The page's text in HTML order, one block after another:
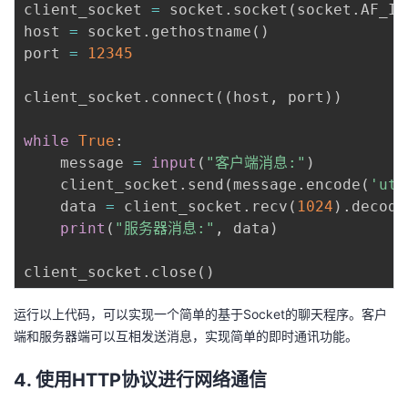
client_socket = socket . socket ( socket .
host = socket . gethostname ( )
port = 12345
client_socket . connect ( ( host , port ) )
while True :
    message
= input ( "客户端消息:" )
    client_socket
. send ( message . encode (
    data
= client_socket . recv ( 1024 ) . decode
print ( "服务器消息:" , data )
client_socket . close ( )
运行以上代码，可以实现一个简单的基于Socket的聊天程序。客户
端和服务器端可以互相发送消息，实现简单的即时通讯功能。
4. 使用HTTP协议进行网络通信